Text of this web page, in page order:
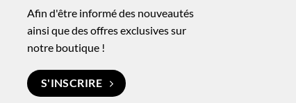
Afin d'être informé des nouveautés
ainsi que des offres exclusives sur
notre boutique !
S'INSCRIRE